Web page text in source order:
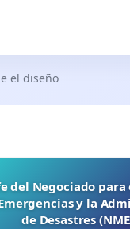
el diseño
del Negociado
y la
de Desastres